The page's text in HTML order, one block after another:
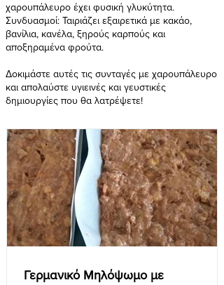
χαρουπάλευρο έχει φυσική γλυκύτητα.
Συνδυασμοί: Ταιριάζει εξαιρετικά με κακάο,
βανίλια, κανέλα, ξηρούς καρπούς και
αποξηραμένα φρούτα.
Δοκιμάστε αυτές τις συνταγές με χαρουπάλευρο
και απολαύστε υγιεινές και γευστικές
δημιουργίες που θα λατρέψετε!
Γερμανικό Μηλόψωμο με